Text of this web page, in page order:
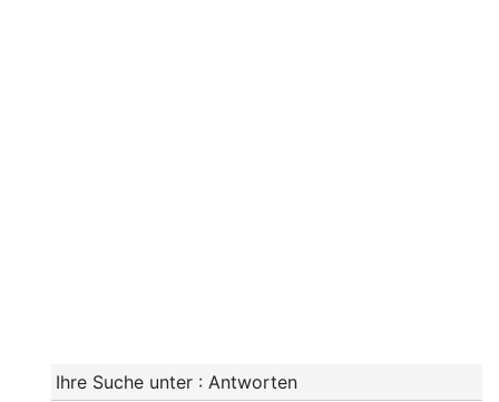
Ihre Suche unter : Antworten